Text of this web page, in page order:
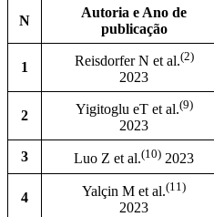
N
Autoria e Ano de
publicação
1 Reisdorfer N et al.(2)
2023
2 Yigitoglu eT et al.(9)
2023
3 Luo Z et al.(10) 2023
4 Yalçin M et al.(11)
2023